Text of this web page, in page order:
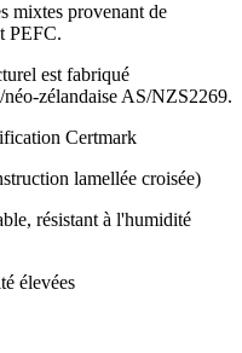
mixtes provenant de
PEFC.
est fabriqué
zélandaise AS/NZS2269.
Certmark
lamellée croisée)
résistant à l'humidité
élevées